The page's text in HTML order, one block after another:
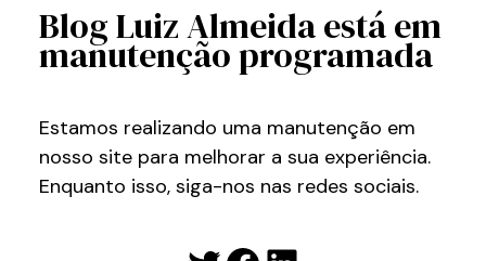
Blog Luiz Almeida está em
manutenção programada
Estamos realizando uma manutenção em
nosso site para melhorar a sua experiência.
Enquanto isso, siga-nos nas redes sociais.